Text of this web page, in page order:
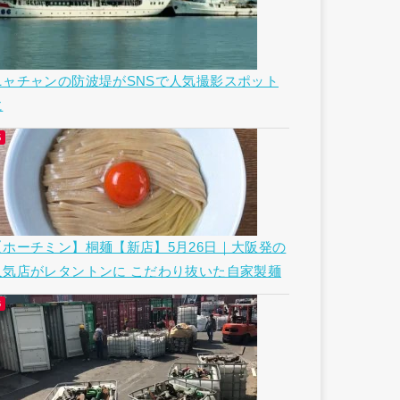
ャチャンの防波堤がSNSで人気撮影スポット
ホーチミン】桐麺【新店】5月26日｜大阪発の
気店がレタントンに こだわり抜いた自家製麺